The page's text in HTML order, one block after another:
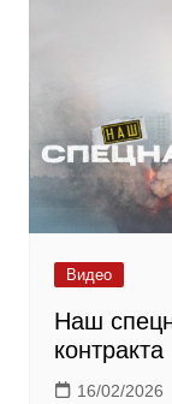
Видео
Наш
контракта
16/02/2026